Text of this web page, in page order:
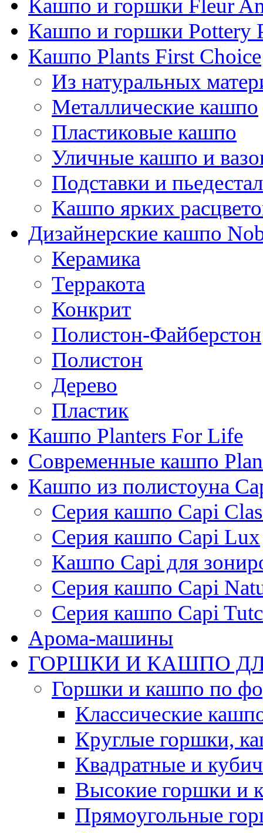
Кашпо и горшки Fleur
Кашпо и горшки Pottery
Кашпо Plants First Choice
Из натуральных
Металлические кашпо
Пластиковые кашпо
Уличные кашпо и
Подставки и
Кашпо ярких
Дизайнерские кашпо
Керамика
Терракота
Конкрит
Полистон-Файберстон
Полистон
Дерево
Пластик
Кашпо Planters For Life
Современные кашпо
Кашпо из полистоуна
Серия кашпо Capi
Серия кашпо Capi Lux
Кашпо Capi для
Серия кашпо Capi
Серия кашпо Capi
Арома-машины
ГОРШКИ И КАШПО
Горшки и кашпо по
Классические
Круглые горшки,
Квадратные и
Высокие горшки и
Прямоугольные